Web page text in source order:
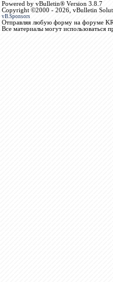
Powered by vBulletin® Version 3.8.7
Copyright ©2000 - 2026, vBulletin
vB.Sponsors
Отправляя любую форму на форуме
Все материалы могут использоваться